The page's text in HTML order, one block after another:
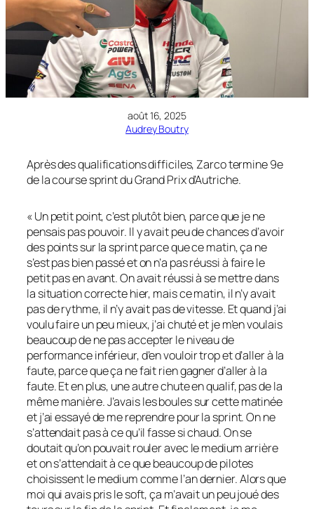
août 16, 2025
Audrey Boutry
Après des qualifications difficiles, Zarco termine 9e
de la course sprint du Grand Prix d’Autriche.
« Un petit point, c’est plutôt bien, parce que je ne
pensais pas pouvoir. Il y avait peu de chances d’avoir
des points sur la sprint parce que ce matin, ça ne
s’est pas bien passé et on n’a pas réussi à faire le
petit pas en avant. On avait réussi à se mettre dans
la situation correcte hier, mais ce matin, il n’y avait
pas de rythme, il n’y avait pas de vitesse. Et quand j’ai
voulu faire un peu mieux, j’ai chuté et je m’en voulais
beaucoup de ne pas accepter le niveau de
performance inférieur, d’en vouloir trop et d’aller à la
faute, parce que ça ne fait rien gagner d’aller à la
faute. Et en plus, une autre chute en qualif, pas de la
même manière. J’avais les boules sur cette matinée
et j’ai essayé de me reprendre pour la sprint. On ne
s’attendait pas à ce qu’il fasse si chaud. On se
doutait qu’on pouvait rouler avec le medium arrière
et on s’attendait à ce que beaucoup de pilotes
choisissent le medium comme l’an dernier. Alors que
moi qui avais pris le soft, ça m’avait un peu joué des